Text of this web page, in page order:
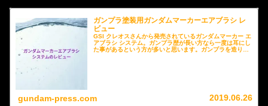
ガンプラ塗装用ガンダムマーカーエアブラシ レ
ビュー
GSI クレオスさんから発売されているガンダムマーカー エ
アブラシ システム。ガンプラ歴が長い方なら一度は耳にし
た事があるという方が多いと思います。ガンプラを造り続
お勧めなのかと言うことを実際の塗装例を交えて紹介させ
ていただき、突然エアーが出なくなった場合の対応や個別
gundam-press.com 2019.06.26